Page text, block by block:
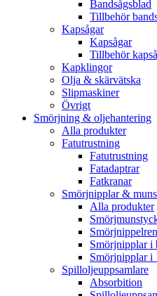
Bandsågsblad
Tillbehör
Kapsågar
Kapsågar
Tillbehör
Kapklingor
Olja & skärvätska
Slipmaskiner
Övrigt
Smörjning & oljehantering
Alla produkter
Fatutrustning
Fatutrustning
Fatadaptrar
Fatkranar
Smörjnipplar &
Alla produkter
Smörjnipplar i
Smörjnipplar i
Spilloljeuppsamlare
Absorbition